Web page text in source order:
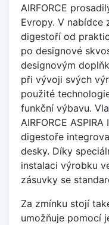
AIRFORCE
Evropy. V nabídce
digestoří od
po designové
designovým
při vývoji svých
použité
funkční výbavu.
AIRFORCE
digestoře
desky. Díky
instalaci výrobku
zásuvky se
Za zmínku stojí
umožňuje pomocí